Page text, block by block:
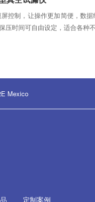
控制，让操作更加简便，数
压时间可自由设定，适合各种
Mexico
定制案例